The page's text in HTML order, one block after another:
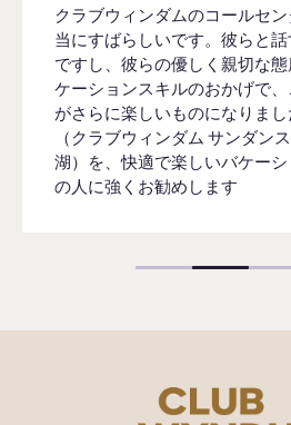
クラブウィンダムのコールセ
当にすばらしいです。彼らと
ですし、彼らの優しく親切な
ケーションスキルのおかげで
がさらに楽しいものになりま
（クラブウィンダム サンダン
湖）を、快適で楽しいバケー
の人に強くお勧めします